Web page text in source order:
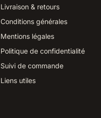
Livraison & retours
Conditions générales
Mentions légales
Politique de confidentialité
Suivi de commande
Liens utiles